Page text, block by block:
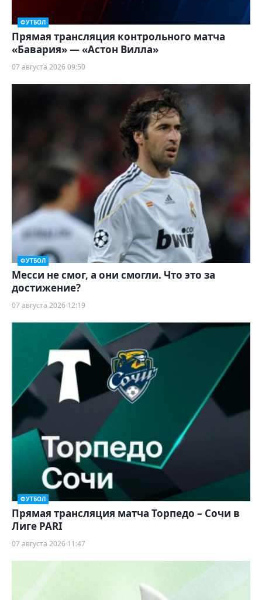
ФУТБОЛ
Прямая трансляция контрольного матча
«Бавария» — «Астон Вилла»
07 августа 2026 09:50
ФУТБОЛ
Месси не смог, а они смогли. Что это за
достижение?
07 августа 2026 12:19
ФУТБОЛ
Прямая трансляция матча Торпедо – Сочи в
Лиге PARI
07 августа 2026 11:47